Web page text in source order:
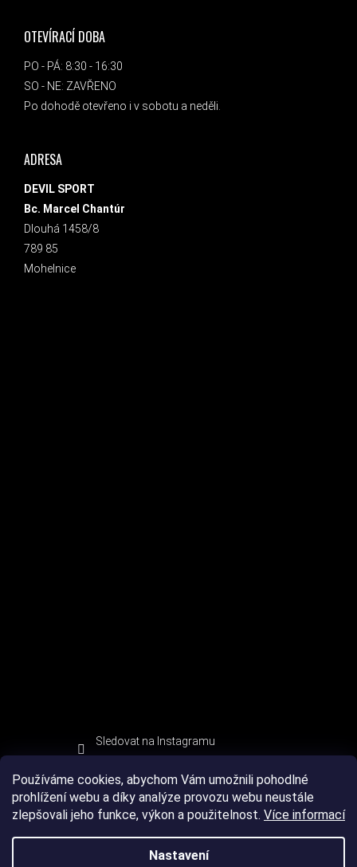
Používáme cookies, abychom Vám umožnili pohodlné
prohlížení webu a díky analýze provozu webu neustále
zlepšovali jeho funkce, výkon a použitelnost. Více informací
Nastavení
OTEVÍRACÍ DOBA
PO - PÁ: 8:30 - 16:30
SO - NE: ZAVŘENO
Po dohodě otevřeno i v sobotu a neděli.
ADRESA
DEVIL SPORT
Bc. Marcel Chantúr
Dlouhá 1458/8
789 85
Mohelnice
Sledovat na Instagramu